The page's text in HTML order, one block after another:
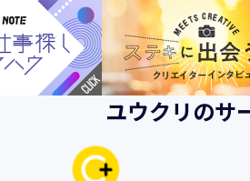
ユウクリのサ